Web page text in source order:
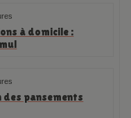
à domicile :
pansements